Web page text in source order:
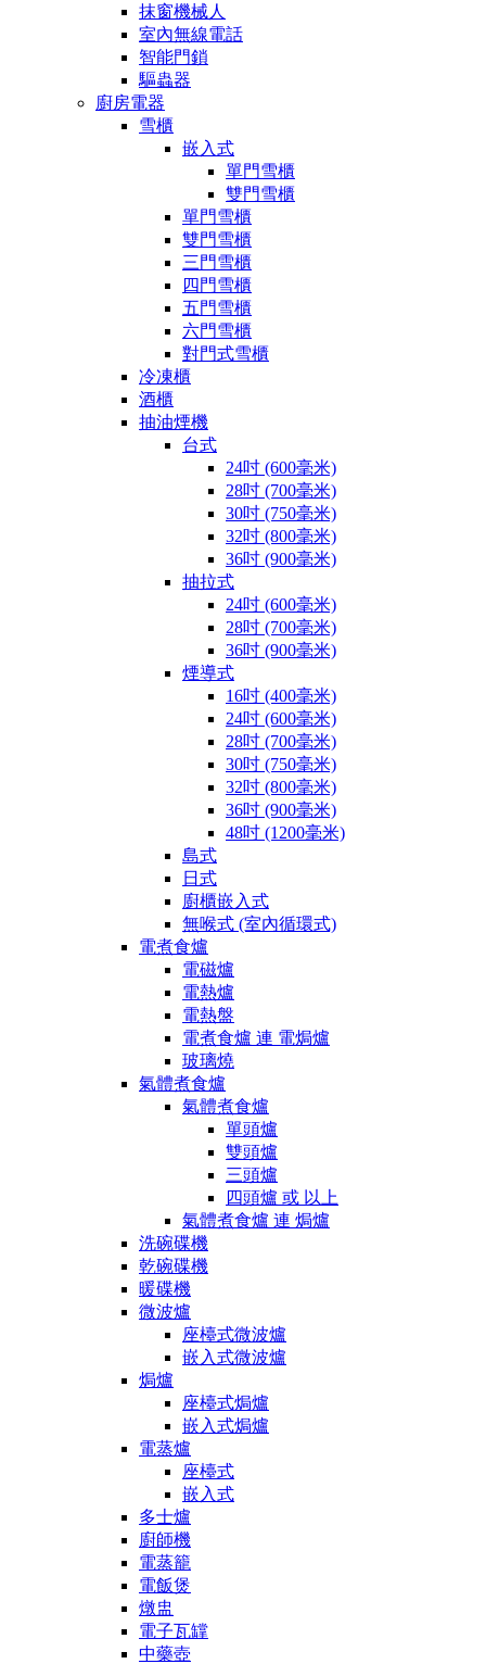
抹窗機械人
室內無線電話
智能門鎖
驅蟲器
廚房電器
雪櫃
嵌入式
單門雪櫃
雙門雪櫃
單門雪櫃
雙門雪櫃
三門雪櫃
四門雪櫃
五門雪櫃
六門雪櫃
對門式雪櫃
冷凍櫃
酒櫃
抽油煙機
台式
24吋 (600毫米)
28吋 (700毫米)
30吋 (750毫米)
32吋 (800毫米)
36吋 (900毫米)
抽拉式
24吋 (600毫米)
28吋 (700毫米)
36吋 (900毫米)
煙導式
16吋 (400毫米)
24吋 (600毫米)
28吋 (700毫米)
30吋 (750毫米)
32吋 (800毫米)
36吋 (900毫米)
48吋 (1200毫米)
島式
日式
廚櫃嵌入式
無喉式 (室內循環式)
電煮食爐
電磁爐
電熱爐
電熱盤
電煮食爐 連 電焗爐
玻璃燒
氣體煮食爐
氣體煮食爐
單頭爐
雙頭爐
三頭爐
四頭爐 或 以上
氣體煮食爐 連 焗爐
洗碗碟機
乾碗碟機
暖碟機
微波爐
座檯式微波爐
嵌入式微波爐
焗爐
座檯式焗爐
嵌入式焗爐
電蒸爐
座檯式
嵌入式
多士爐
廚師機
電蒸籠
電飯煲
燉盅
電子瓦罉
中藥壺